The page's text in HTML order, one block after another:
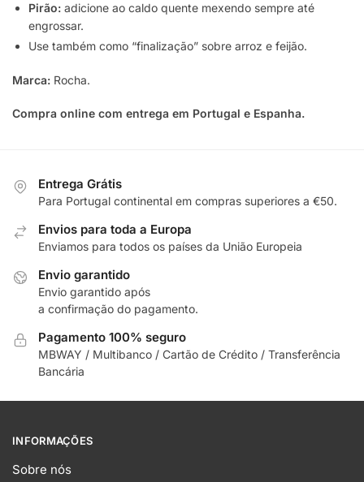
Pirão: adicione ao caldo quente mexendo sempre até
engrossar.
Use também como “finalização” sobre arroz e feijão.
Marca: Rocha.
Compra online com entrega em Portugal e Espanha.
Entrega Grátis
Para Portugal continental em compras superiores a €50.
Envios para toda a Europa
Enviamos para todos os países da União Europeia
Envio garantido
Envio garantido após
a confirmação do pagamento.
Pagamento 100% seguro
MBWAY / Multibanco / Cartão de Crédito / Transferência
Bancária
INFORMAÇÕES
Sobre nós